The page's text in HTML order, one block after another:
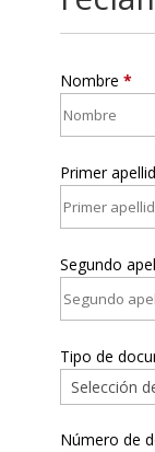
Nombre*
Primer
Segundo
Tipo de
Número de